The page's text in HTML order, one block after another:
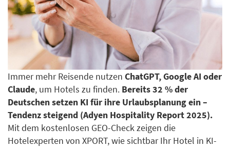
Immer mehr Reisende nutzen ChatGPT, Google AI oder
Claude, um Hotels zu finden. Bereits 32 % der
Deutschen setzen KI für ihre Urlaubsplanung ein –
Tendenz steigend (Adyen Hospitality Report 2025).
Mit dem kostenlosen GEO-Check zeigen die
Hotelexperten von XPORT, wie sichtbar Ihr Hotel in KI-